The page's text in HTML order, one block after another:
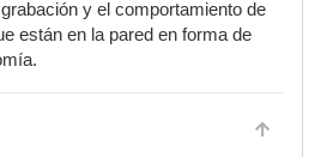
y el comportamiento de
están en la pared en forma de